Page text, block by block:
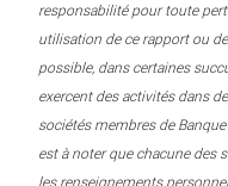
responsabilité pour toute
utilisation de ce rapport ou
possible, dans certaines
exercent des activités dans
sociétés membres de
est à noter que chacune des
les renseignements